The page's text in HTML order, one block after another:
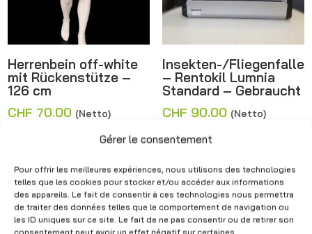
Gérer le consentement
Pour offrir les meilleures expériences, nous utilisons des technologies
telles que les cookies pour stocker et/ou accéder aux informations
des appareils. Le fait de consentir à ces technologies nous permettra
de traiter des données telles que le comportement de navigation ou
les ID uniques sur ce site. Le fait de ne pas consentir ou de retirer son
consentement peut avoir un effet négatif sur certaines
Herrenbein off-white
mit Rückenstütze –
126 cm
CHF 70.00 (Netto)
Insekten-/Fliegenfalle
– Rentokil Lumnia
Standard – Gebraucht
CHF 90.00 (Netto)
Angebot!